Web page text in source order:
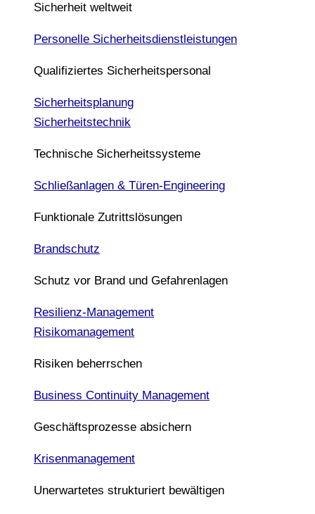
Sicherheit weltweit
Personelle Sicherheitsdienstleistungen
Qualifiziertes Sicherheitspersonal
Sicherheitsplanung
Sicherheitstechnik
Technische Sicherheitssysteme
Schließanlagen & Türen-Engineering
Funktionale Zutrittslösungen
Brandschutz
Schutz vor Brand und Gefahrenlagen
Resilienz-Management
Risikomanagement
Risiken beherrschen
Business Continuity Management
Geschäftsprozesse absichern
Krisenmanagement
Unerwartetes strukturiert bewältigen